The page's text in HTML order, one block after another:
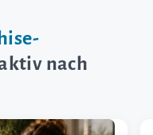
nach